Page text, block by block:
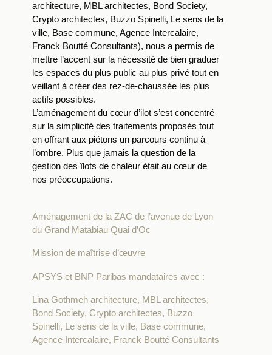
architecture, MBL architectes, Bond Society,
Crypto architectes, Buzzo Spinelli, Le sens de la
ville, Base commune, Agence Intercalaire,
Franck Boutté Consultants), nous a permis de
mettre l’accent sur la nécessité de bien graduer
les espaces du plus public au plus privé tout en
veillant à créer des rez-de-chaussée les plus
actifs possibles.
L’aménagement du cœur d’ilot s’est concentré
sur la simplicité des traitements proposés tout
en offrant aux piétons un parcours continu à
l’ombre. Plus que jamais la question de la
gestion des îlots de chaleur était au cœur de
nos préoccupations.
Aménagement de la ZAC de l’avenue de Lyon
du Grand Matabiau Quai d’Oc
Mission de maîtrise d’œuvre
APSYS et BNP Paribas mandataires avec :
Lina Gothmeh architecture, MBL architectes,
Bond Society, Crypto architectes, Buzzo
Spinelli, Le sens de la ville, Base commune,
Agence Intercalaire, Franck Boutté Consultants